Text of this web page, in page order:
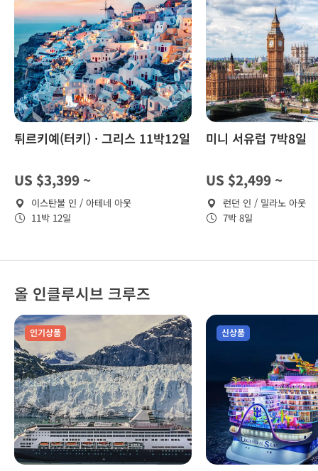
튀르키예(터키) · 그리스 11박12일
US $3,399 ~
이스탄불 인 / 아테네 아웃
11박 12일
미니 서유럽 7박8일
US $2,499 ~
런던 인 / 밀라노 아웃
7박 8일
올 인클루시브 크루즈
인기상품 신상품